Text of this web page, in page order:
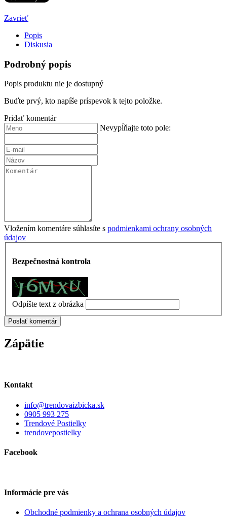
Zavrieť
Popis
Diskusia
Podrobný popis
Popis produktu nie je dostupný
Buďte prvý, kto napíše príspevok k tejto položke.
Pridať komentár
Nevypĺňajte toto pole:
Vložením komentáre súhlasíte s podmienkami ochrany osobných
údajov
Bezpečnostná kontrola
Odpíšte text z obrázka
Zápätie
Kontakt
info@trendovaizbicka.sk
0905 993 275
Trendové Postielky
trendovepostielky
Facebook
Informácie pre vás
Obchodné podmienky a ochrana osobných údajov